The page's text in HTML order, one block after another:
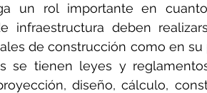
un rol importante en
infraestructura deben
de construcción como en
se tienen leyes y
diseño, cálculo,